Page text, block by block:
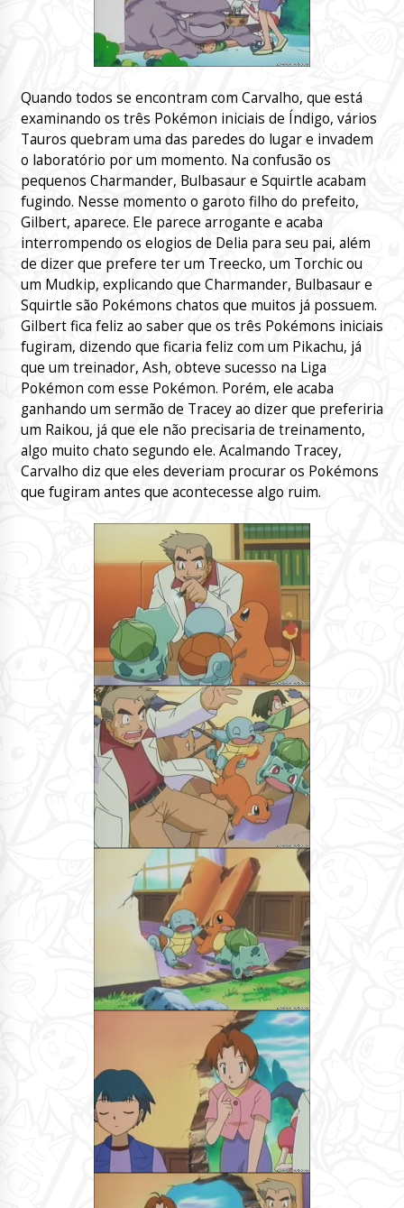
Quando todos se encontram com Carvalho, que está
examinando os três Pokémon iniciais de Índigo, vários
Tauros quebram uma das paredes do lugar e invadem
o laboratório por um momento. Na confusão os
pequenos Charmander, Bulbasaur e Squirtle acabam
fugindo. Nesse momento o garoto filho do prefeito,
Gilbert, aparece. Ele parece arrogante e acaba
interrompendo os elogios de Delia para seu pai, além
de dizer que prefere ter um Treecko, um Torchic ou
um Mudkip, explicando que Charmander, Bulbasaur e
Squirtle são Pokémons chatos que muitos já possuem.
Gilbert fica feliz ao saber que os três Pokémons iniciais
fugiram, dizendo que ficaria feliz com um Pikachu, já
que um treinador, Ash, obteve sucesso na Liga
Pokémon com esse Pokémon. Porém, ele acaba
ganhando um sermão de Tracey ao dizer que preferiria
um Raikou, já que ele não precisaria de treinamento,
algo muito chato segundo ele. Acalmando Tracey,
Carvalho diz que eles deveriam procurar os Pokémons
que fugiram antes que acontecesse algo ruim.